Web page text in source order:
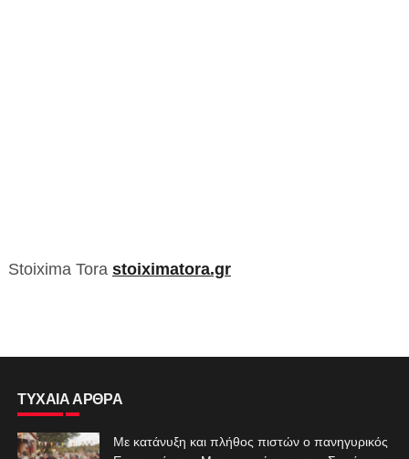
Stoixima Tora stoiximatora.gr
ΤΥΧΑΙΑ ΑΡΘΡΑ
Με κατάνυξη και πλήθος πιστών ο πανηγυρικός